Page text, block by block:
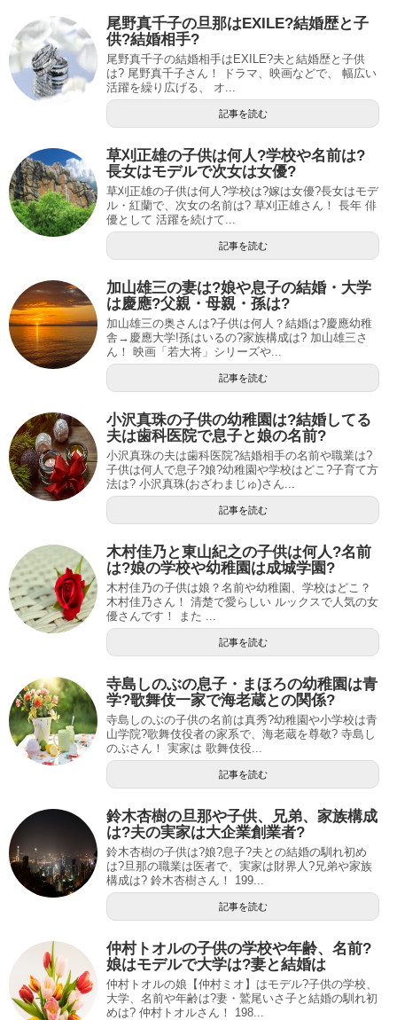
尾野真千子の旦那はEXILE?結婚歴と子
供?結婚相手?
尾野真千子の結婚相手はEXILE?夫と結婚歴と子供
は? 尾野真千子さん！ ドラマ、映画などで、 幅広い
活躍を繰り広げる、 オ...
記事を読む
草刈正雄の子供は何人?学校や名前は?
長女はモデルで次女は女優?
草刈正雄の子供は何人?学校は?嫁は女優?長女はモデ
ル・紅蘭で、次女の名前は? 草刈正雄さん！ 長年 俳
優として 活躍を続けて...
記事を読む
加山雄三の妻は?娘や息子の結婚・大学
は慶應?父親・母親・孫は?
加山雄三の奥さんは?子供は何人？結婚は?慶應幼稚
舎→慶應大学!孫はいるの?家族構成は? 加山雄三さ
ん！ 映画「若大将」シリーズや...
記事を読む
小沢真珠の子供の幼稚園は?結婚してる
夫は歯科医院で息子と娘の名前?
小沢真珠の夫は歯科医院?結婚相手の名前や職業は?
子供は何人で息子?娘?幼稚園や学校はどこ?子育て方
法は? 小沢真珠(おざわまじゅ)さん...
記事を読む
木村佳乃と東山紀之の子供は何人?名前
は?娘の学校や幼稚園は成城学園?
木村佳乃の子供は娘？名前や幼稚園、学校はどこ？
木村佳乃さん！ 清楚で愛らしい ルックスで人気の女
優さんです！ また ...
記事を読む
寺島しのぶの息子・まほろの幼稚園は青
学?歌舞伎一家で海老蔵との関係?
寺島しのぶの子供の名前は真秀?幼稚園や小学校は青
山学院?歌舞伎役者の家系で、海老蔵を尊敬? 寺島し
のぶさん！ 実家は 歌舞伎役...
記事を読む
鈴木杏樹の旦那や子供、兄弟、家族構成
は?夫の実家は大企業創業者?
鈴木杏樹の子供は?娘?息子?夫との結婚の馴れ初め
は?旦那の職業は医者で、実家は財界人?兄弟や家族
構成は? 鈴木杏樹さん！ 199...
記事を読む
仲村トオルの子供の学校や年齢、名前?
娘はモデルで大学は?妻と結婚は
仲村トオルの娘【仲村ミオ】はモデル?子供の学校、
大学、名前や年齢は?妻・鷲尾いさ子と結婚の馴れ初
めは? 仲村トオルさん！ 198...